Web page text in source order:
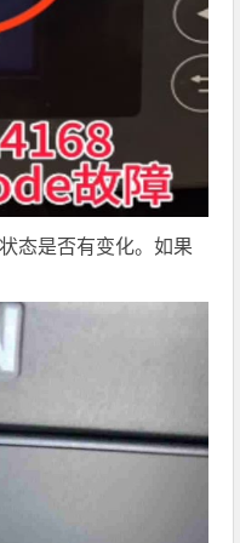
态是否有变化。如果